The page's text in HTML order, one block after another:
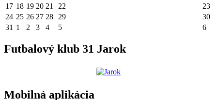
17 18 19 20 21 22
23
24 25 26 27 28 29
30
31 1 2 3 4 5 6
Futbalový klub 31 Jarok
Mobilná aplikácia